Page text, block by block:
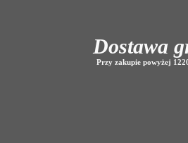
Dostawa
Przy zakupie powyżej